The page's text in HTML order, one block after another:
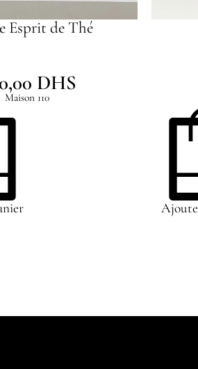
Esprit de Thé
Maison 110
DHS